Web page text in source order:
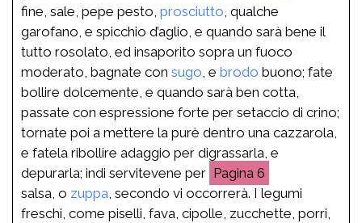
fine, sale, pepe pesto, prosciutto , qualche
garofano, e spicchio d’aglio, e quando sarà bene il
tutto rosolato, ed insaporito sopra un fuoco
moderato, bagnate con sugo , e brodo buono; fate
bollire dolcemente, e quando sarà ben cotta,
passate con espressione forte per setaccio di crino;
tornate poi a mettere la purè dentro una cazzarola,
e fatela ribollire adaggio per digrassarla, e
depurarla; indi servitevene per
6
salsa, o zuppa , secondo vi occorrerà. I legumi
freschi, come piselli, fava, cipolle, zucchette, porri,